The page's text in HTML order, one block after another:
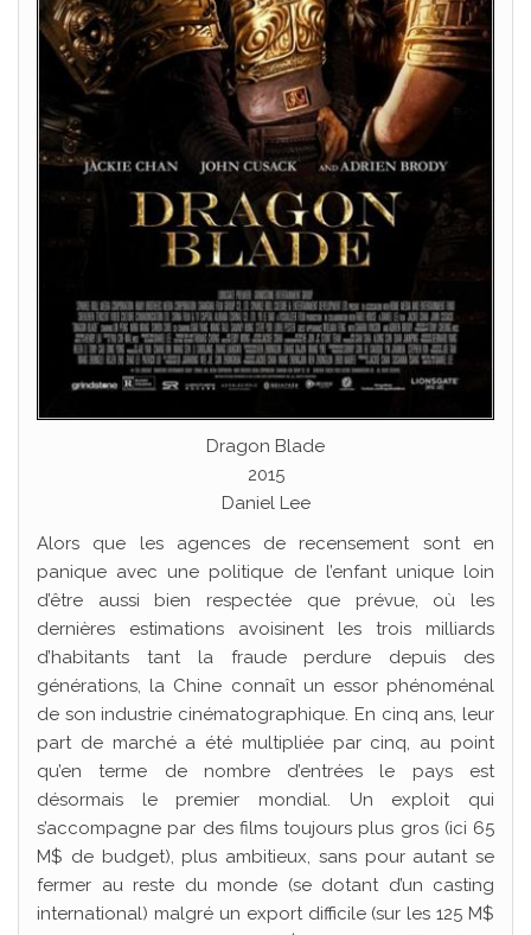
Dragon Blade
2015
Daniel Lee
Alors que les agences de recensement sont en
panique avec une politique de l’enfant unique loin
d’être aussi bien respectée que prévue, où les
dernières estimations avoisinent les trois milliards
d’habitants tant la fraude perdure depuis des
générations, la Chine connaît un essor phénoménal
de son industrie cinématographique. En cinq ans, leur
part de marché a été multipliée par cinq, au point
qu’en terme de nombre d’entrées le pays est
désormais le premier mondial. Un exploit qui
s’accompagne par des films toujours plus gros (ici 65
M$ de budget), plus ambitieux, sans pour autant se
fermer au reste du monde (se dotant d’un casting
international) malgré un export difficile (sur les 125 M$